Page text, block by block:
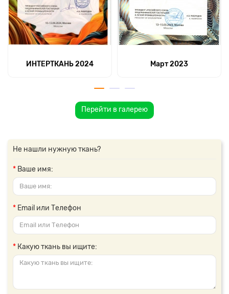
ИНТЕРТКАНЬ 2024 Март 2023
Перейти в галерею
Не нашли нужную ткань?
Ваше имя:
Email или Телефон
Какую ткань вы ищите: